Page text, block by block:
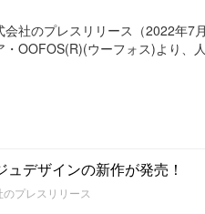
社のプレスリリース（2022年7
OOFOS(R)(ウーフォス)より、
ュデザインの新作が発売！
プレスリリース